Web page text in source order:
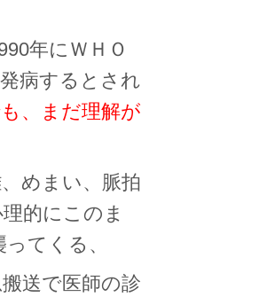
年にＷＨＯ
病するとされ
、まだ理解が
めまい、脈拍
的にこのま
てくる、
送で医師の診